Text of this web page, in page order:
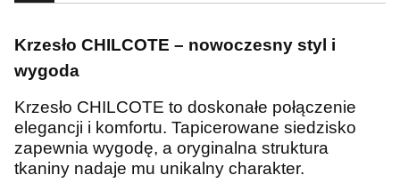
Krzesło CHILCOTE – nowoczesny styl i
wygoda
Krzesło CHILCOTE to doskonałe połączenie
elegancji i komfortu. Tapicerowane siedzisko
zapewnia wygodę, a oryginalna struktura
tkaniny nadaje mu unikalny charakter.